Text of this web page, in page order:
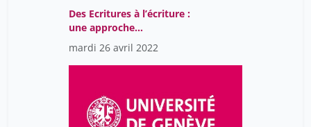
Des Ecritures à l’écriture :
une approche
renouvelée de la
littérature suisse
romande du XXe siècle.
mardi 26 avril 2022